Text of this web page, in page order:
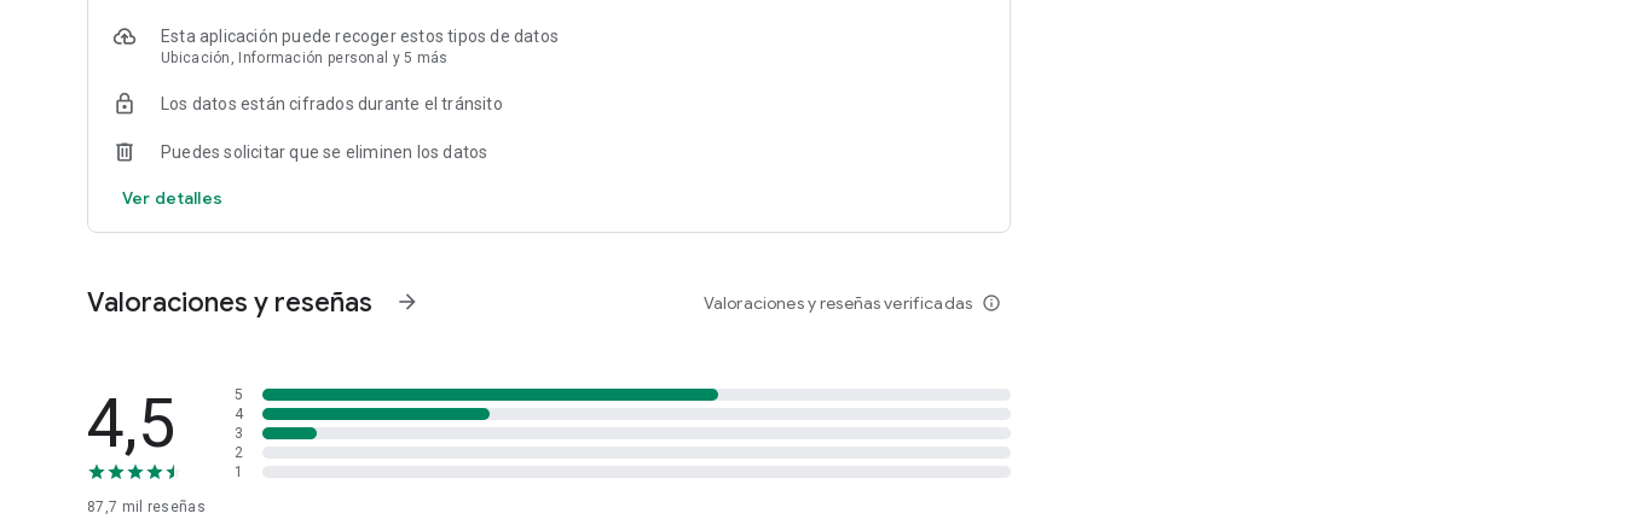
Condiciones de uso: https://socialdrive.es/politica/condiciones-generales
Política de privacidad: https://socialdrive.es/politica/politica-de-privacidad
Esta aplicación puede recoger estos tipos de datos
Ubicación, Información personal y 5 más
Los datos están cifrados durante el tránsito
Puedes solicitar que se eliminen los datos
Ver detalles
Valoraciones y reseñas arrow_forward Valoraciones y reseñas verificadas info_outline
4,5
87,7 mil reseñas
5
4
3
2
1